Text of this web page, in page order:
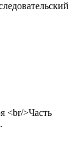
<br/>Часть